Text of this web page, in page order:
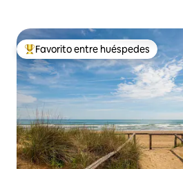
Favorito entre huéspedes preferido
Favorito entre huéspedes